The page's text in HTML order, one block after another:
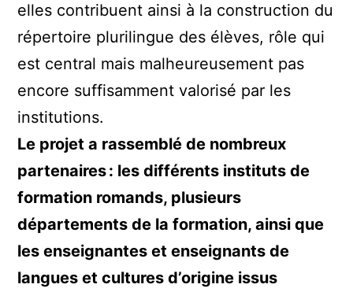
elles contribuent ainsi à la construction du
répertoire plurilingue des élèves, rôle qui
est central mais malheureusement pas
encore suffisamment valorisé par les
institutions.
Le projet a rassemblé de nombreux
partenaires : les différents instituts de
formation romands, plusieurs
départements de la formation, ainsi que
les enseignantes et enseignants de
langues et cultures d’origine issus